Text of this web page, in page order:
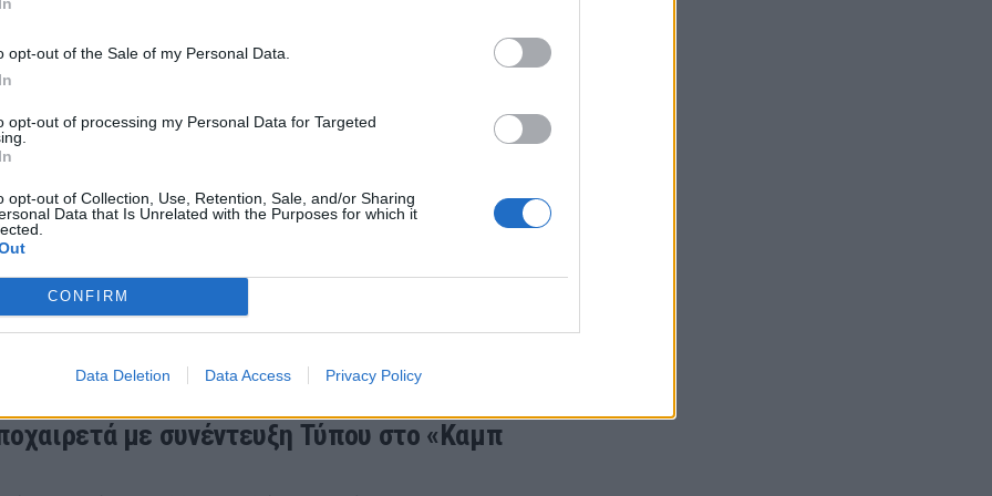
opt-out of the Sale of my Personal Data.
opt-out of processing my Personal Data for Targeted
opt-out of Collection, Use, Retention, Sale, and/or Sharing
Data that Is Unrelated with the Purposes for which it
CONFIRM
Data Deletion Data Access Privacy Policy
Αργεντινού, δίνοντας μέχρι και το σύνθημά του σε άλλον
2021 22:00
Δεν μπορούν να χωνέψουν οι Καταλανοί πως πλέον ο
σε… άλλες πολιτείες!
με συνέντευξη Τύπου στο «Καμπ